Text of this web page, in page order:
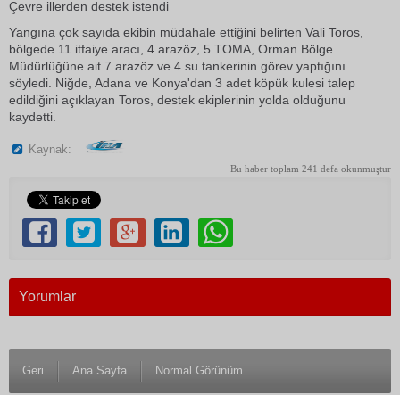
Çevre illerden destek istendi
Yangına çok sayıda ekibin müdahale ettiğini belirten Vali Toros,
bölgede 11 itfaiye aracı, 4 arazöz, 5 TOMA, Orman Bölge
Müdürlüğüne ait 7 arazöz ve 4 su tankerinin görev yaptığını
söyledi. Niğde, Adana ve Konya'dan 3 adet köpük kulesi talep
edildiğini açıklayan Toros, destek ekiplerinin yolda olduğunu
kaydetti.
Kaynak:
Bu haber toplam 241 defa okunmuştur
Yorumlar
Geri Ana Sayfa Normal Görünüm